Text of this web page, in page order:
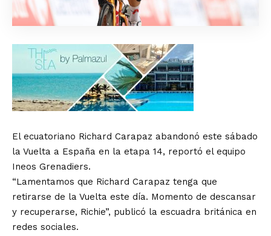
El ecuatoriano Richard Carapaz abandonó este sábado
la Vuelta a España en la etapa 14, reportó el equipo
Ineos Grenadiers.
“Lamentamos que Richard Carapaz tenga que
retirarse de la Vuelta este día. Momento de descansar
y recuperarse, Richie”, publicó la escuadra británica en
redes sociales.